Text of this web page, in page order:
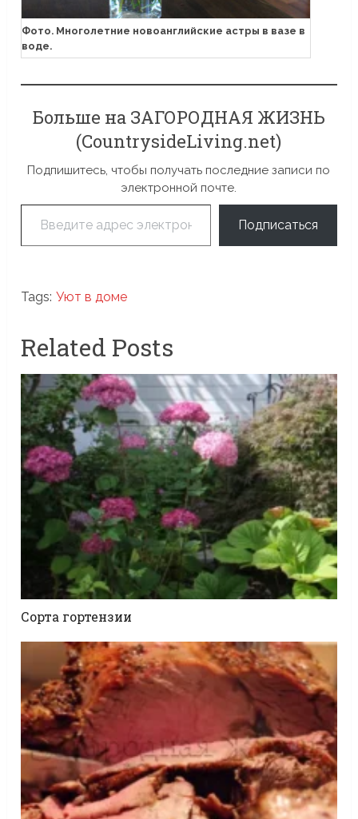
Фото. Многолетние новоанглийские астры в вазе в
воде.
Больше на ЗАГОРОДНАЯ ЖИЗНЬ
(CountrysideLiving.net)
Подпишитесь, чтобы получать последние записи по
электронной почте.
Введите адрес электронной почты…
Подписаться
Tags: Уют в доме
Related Posts
Сорта гортензии